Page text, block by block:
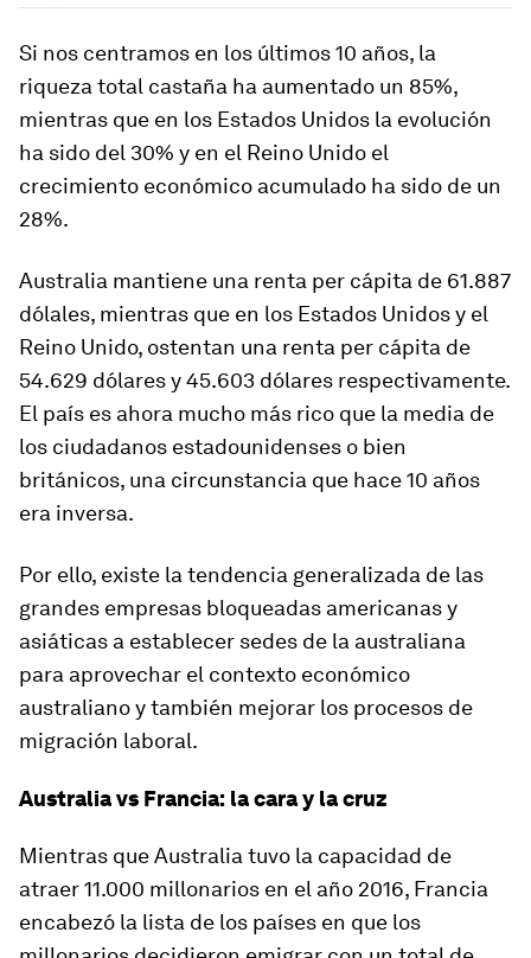
Si nos centramos en los últimos 10 años, la
riqueza total castaña ha aumentado un 85%,
mientras que en los Estados Unidos la evolución
ha sido del 30% y en el Reino Unido el
crecimiento económico acumulado ha sido de un
28%.
Australia mantiene una renta per cápita de 61.887
dólales, mientras que en los Estados Unidos y el
Reino Unido, ostentan una renta per cápita de
54.629 dólares y 45.603 dólares respectivamente.
El país es ahora mucho más rico que la media de
los ciudadanos estadounidenses o bien
británicos, una circunstancia que hace 10 años
era inversa.
Por ello, existe la tendencia generalizada de las
grandes empresas bloqueadas americanas y
asiáticas a establecer sedes de la australiana
para aprovechar el contexto económico
australiano y también mejorar los procesos de
migración laboral.
Australia vs Francia: la cara y la cruz
Mientras que Australia tuvo la capacidad de
atraer 11.000 millonarios en el año 2016, Francia
encabezó la lista de los países en que los